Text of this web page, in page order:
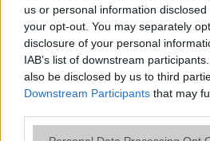
us or personal information
your opt-out. You may separately
disclosure of your personal
IAB’s list of downstream
also be disclosed by us to third
Downstream Participants that may
Please note that this website/app
Brand
Védelem Nincs
Limited Edition Nincs
N/A = Nincs adat. Legutóbbi frissítés: